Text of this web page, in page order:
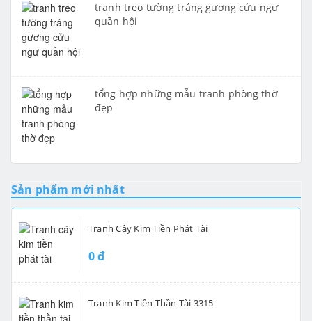
tranh treo tường tráng gương cửu ngư
quần hội
tổng hợp những mẫu tranh phòng thờ
đẹp
Sản phẩm mới nhất
Tranh Cây Kim Tiền Phát Tài
0 đ
Tranh Kim Tiền Thần Tài 3315